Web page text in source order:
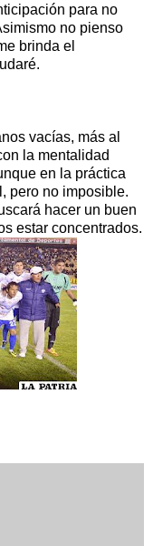
para no
no pienso
brinda el
vacías, más al
la mentalidad
en la práctica
pero no imposible.
hacer un buen
estar concentrados.